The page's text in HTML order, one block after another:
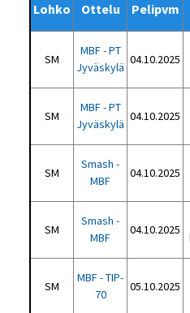
Lohko Ottelu Pelipvm
SM
MBF - PT
Jyväskylä
04.10.2025
SM
MBF - PT
Jyväskylä
04.10.2025
SM
Smash -
MBF
04.10.2025
SM
Smash -
MBF
04.10.2025
SM
MBF - TIP-
70
05.10.2025